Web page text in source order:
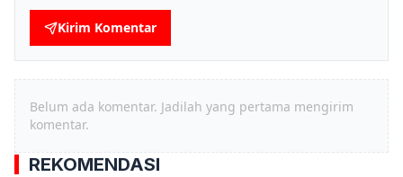
Kirim Komentar
Belum ada komentar. Jadilah yang pertama mengirim
komentar.
REKOMENDASI